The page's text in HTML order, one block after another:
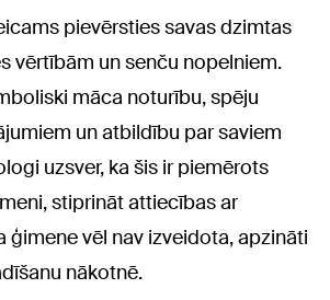
pievērsties savas dzimtas
vērtībām un senču nopelniem.
māca noturību, spēju
un atbildību par saviem
uzsver, ka šis ir piemērots
stiprināt attiecības ar
ģimene vēl nav izveidota, apzināti
nākotnē.